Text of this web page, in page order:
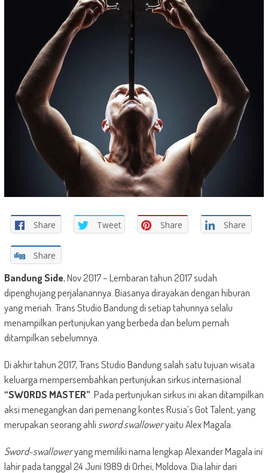
Share Tweet Share Share
Share
Bandung Side, Nov 2017 – Lembaran tahun 2017 sudah
dipenghujang perjalanannya. Biasanya dirayakan dengan hiburan
yang meriah. Trans Studio Bandung di setiap tahunnya selalu
menampilkan pertunjukan yang berbeda dan belum pernah
ditampilkan sebelumnya.
Di akhir tahun 2017, Trans Studio Bandung salah satu tujuan wisata
keluarga mempersembahkan pertunjukan sirkus internasional
“SWORDS MASTER”. Pada pertunjukan sirkus ini akan ditampilkan
aksi menegangkan dari pemenang kontes Rusia’s Got Talent, yang
merupakan seorang ahlisword swalloweryaitu Alex Magala.
Sword-swalloweryang memiliki nama lengkap Alexander Magala ini
lahir pada tanggal 24 Juni 1989 di Orhei, Moldova. Dia lahir dari